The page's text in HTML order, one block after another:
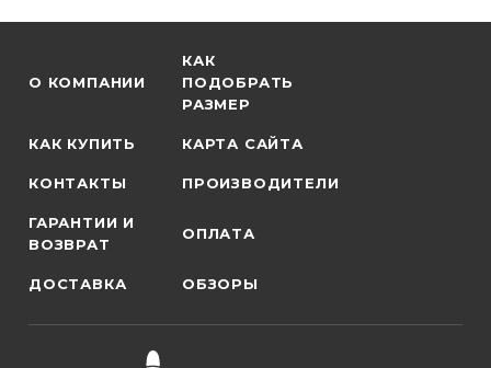
О КОМПАНИИ
КАК
ПОДОБРАТЬ
РАЗМЕР
КАК КУПИТЬ КАРТА САЙТА
КОНТАКТЫ ПРОИЗВОДИТЕЛИ
ГАРАНТИИ И
ВОЗВРАТ
ОПЛАТА
ДОСТАВКА ОБЗОРЫ